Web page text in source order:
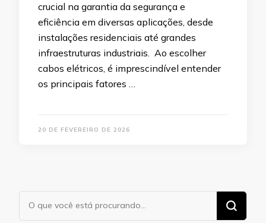
crucial na garantia da segurança e
eficiência em diversas aplicações, desde
instalações residenciais até grandes
infraestruturas industriais. Ao escolher
cabos elétricos, é imprescindível entender
os principais fatores …
20 DE FEVEREIRO DE 2026
Procurando
algo?